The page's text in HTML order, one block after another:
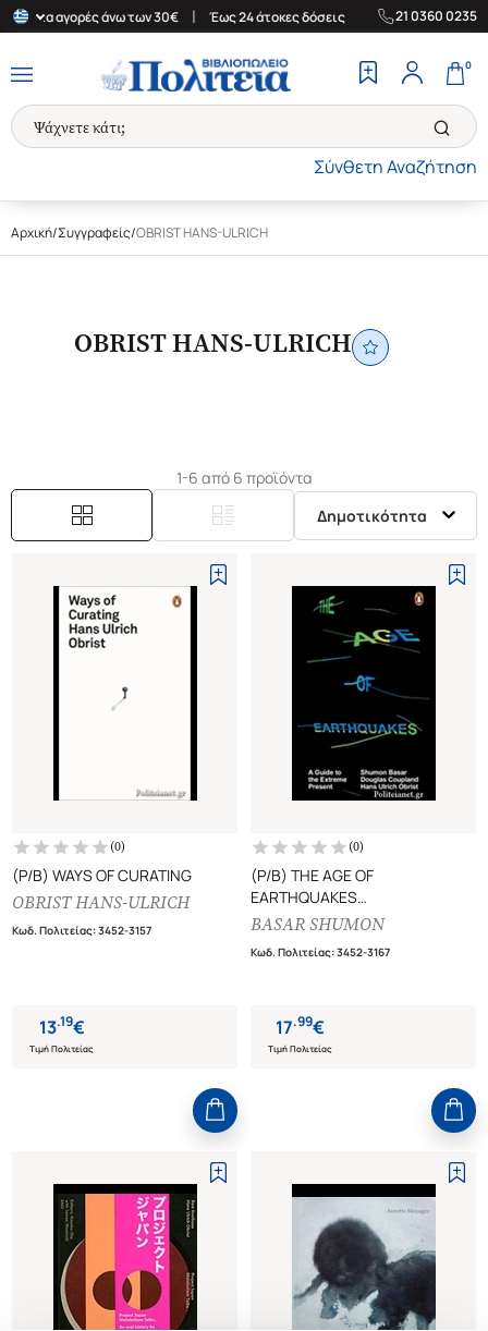
για αγορές άνω των 30€ Έως 24 άτοκες δόσεις | Δωρεάν
21 0360 0235
Σύνθετη Αναζήτηση
0
Αρχική/Συγγραφείς/OBRIST HANS-ULRICH
OBRIST HANS-ULRICH
1-6 από 6 προϊόντα
Δημοτικότητα
(0)
(P/B) WAYS OF CURATING
OBRIST HANS-ULRICH
Κωδ. Πολιτείας:3452-3157
13.19€
Τιμή Πολιτείας
(0)
(P/B) THE AGE OF
EARTHQUAKES
A GUIDE TO THE EXTREME
BASAR SHUMON
Κωδ. Πολιτείας:3452-3167
17.99€
Τιμή Πολιτείας